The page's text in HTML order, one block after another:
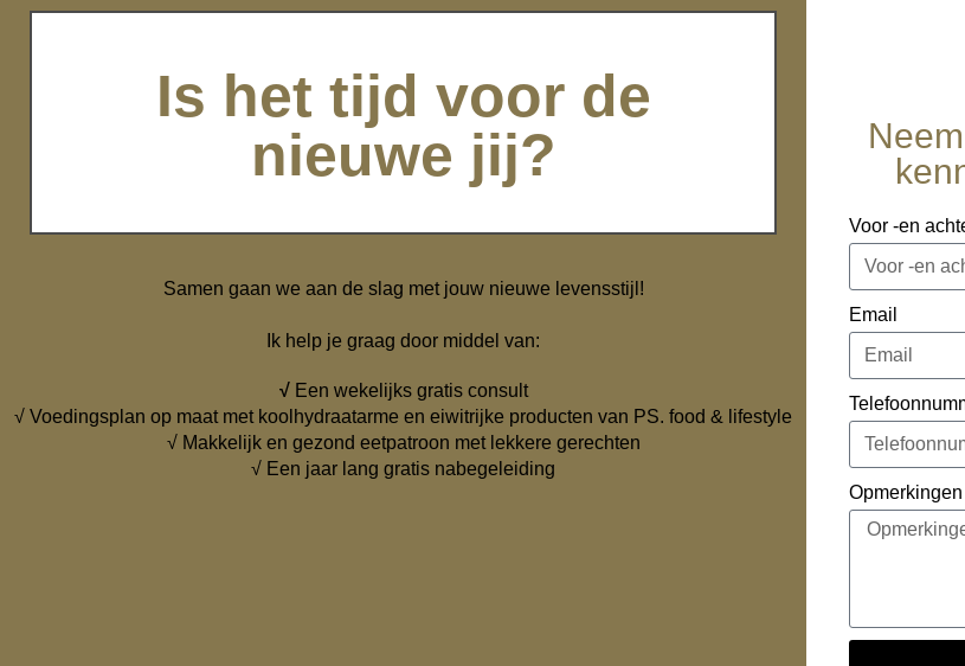
Is het tijd voor de
nieuwe jij?
Samen gaan we aan de slag met jouw nieuwe levensstijl!
Ik help je graag door middel van:
√Een wekelijks gratis consult
√ Voedingsplan op maat met koolhydraatarme en eiwitrijke producten van PS. food & lifestyle
√ Makkelijk en gezond eetpatroon met lekkere gerechten
√ Een jaar lang gratis nabegeleiding
Voor -en
Email
Opmerkingen